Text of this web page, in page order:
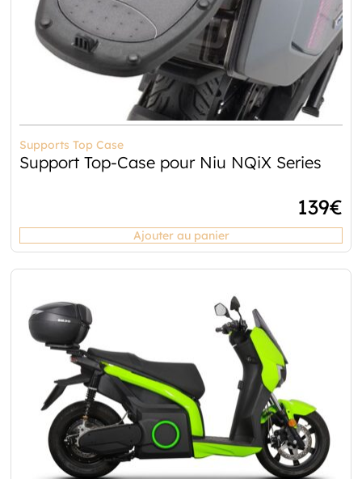
Supports Top Case
Support Top-Case pour Niu NQiX Series
139€
Ajouter au panier